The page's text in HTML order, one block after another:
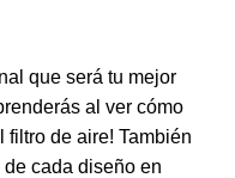
que será tu mejor
al ver cómo
de aire! También
cada diseño en